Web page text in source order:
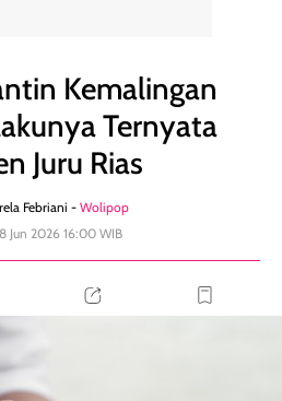
Kemalingan
Ternyata
Juru Rias
Febriani - Wolipop
Jun 2026 16:00 WIB